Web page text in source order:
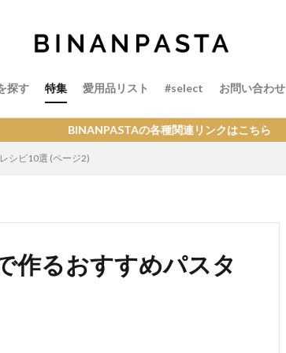
探す 特集 愛用品リスト #select お問い合わせ
の各種関連リンクはこちら
シピ10選 (ページ2)
作るおすすめパスタ